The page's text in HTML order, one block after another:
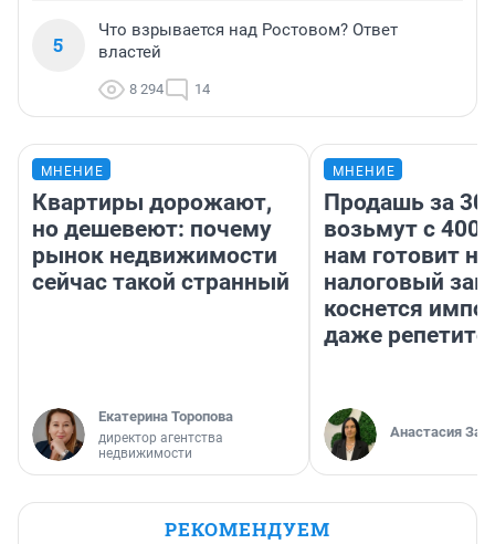
5
Что взрывается над Ростовом? Ответ
властей
8 294 14
МНЕНИЕ
Квартиры дорожают,
но дешевеют: почему
рынок недвижимости
сейчас такой странный
Екатерина Торопова
директор агентства
недвижимости
МНЕНИЕ
Продашь за
возьмут с
нам готовит
налоговый
коснется
даже
Анастасия
РЕКОМЕНДУЕМ